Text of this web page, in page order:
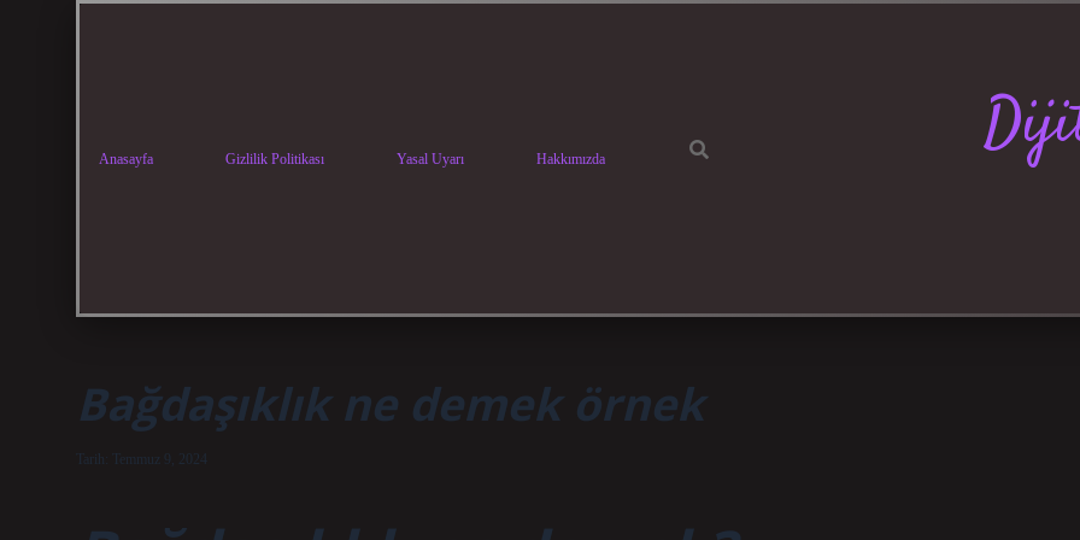
Anasayfa Gizlilik Politikası Yasal Uyarı Hakkımızda
Bağdaşıklık ne demek örnek
Tarih: Temmuz 9, 2024